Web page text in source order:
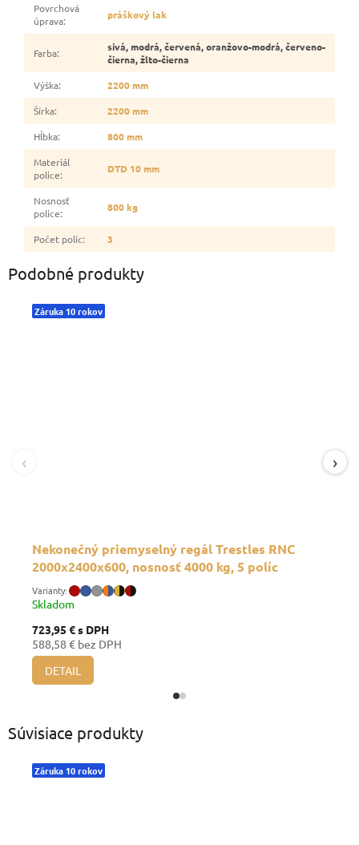
Povrchová
úprava: práškový lak
Farba:
sivá, modrá, červená, oranžovo-modrá, červeno-
čierna, žlto-čierna
Výška:
2200 mm
Šírka:
2200 mm
Hĺbka:
800 mm
Materiál
police: DTD 10 mm
Nosnosť
police: 800 kg
Počet políc: 3
Podobné produkty
Záruka 10 rokov
Nekonečný priemyselný regál Trestles RNC
2000x2400x600, nosnosť 4000 kg, 5 políc
Skladom
723,95 €s DPH
588,58 € bez DPH
DETAIL
‹ ›
Súvisiace produkty
Záruka 10 rokov